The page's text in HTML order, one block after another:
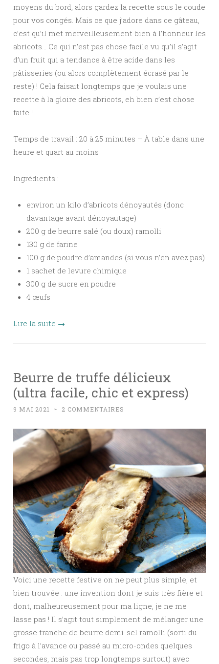
moyens du bord, alors gardez la recette sous le coude
pour vos congés. Mais ce que j’adore dans ce gâteau,
c’est qu’il met merveilleusement bien à l’honneur les
abricots… Ce qui n’est pas chose facile vu qu’il s’agit
d’un fruit qui a tendance à être acide dans les
pâtisseries (ou alors complètement écrasé par le
reste) ! Cela faisait longtemps que je voulais une
recette à la gloire des abricots, eh bien c’est chose
faite !
Temps de travail : 20 à 25 minutes – À table dans une
heure et quart au moins
Ingrédients :
environ un kilo d’abricots dénoyautés (donc
davantage avant dénoyautage)
200 g de beurre salé (ou doux) ramolli
130 g de farine
100 g de poudre d’amandes (si vous n’en avez pas)
1 sachet de levure chimique
300 g de sucre en poudre
4 œufs
Lire la suite →
Beurre de truffe délicieux
(ultra facile, chic et express)
9 MAI 2021 ~ 2 COMMENTAIRES
Voici une recette festive on ne peut plus simple, et
bien trouvée : une invention dont je suis très fière et
dont, malheureusement pour ma ligne, je ne me
lasse pas ! Il s’agit tout simplement de mélanger une
grosse tranche de beurre demi-sel ramolli (sorti du
frigo à l’avance ou passé au micro-ondes quelques
secondes, mais pas trop longtemps surtout) avec